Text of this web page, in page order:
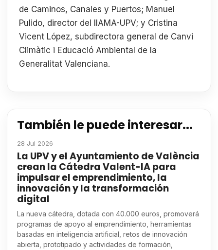
de Caminos, Canales y Puertos; Manuel
Pulido, director del IIAMA-UPV; y Cristina
Vicent López, subdirectora general de Canvi
Climàtic i Educació Ambiental de la
Generalitat Valenciana.
También le puede interesar...
28 Jul 2026
La UPV y el Ayuntamiento de València
crean la Cátedra Valent-IA para
impulsar el emprendimiento, la
innovación y la transformación
digital
La nueva cátedra, dotada con 40.000 euros, promoverá
programas de apoyo al emprendimiento, herramientas
basadas en inteligencia artificial, retos de innovación
abierta, prototipado y actividades de formación,